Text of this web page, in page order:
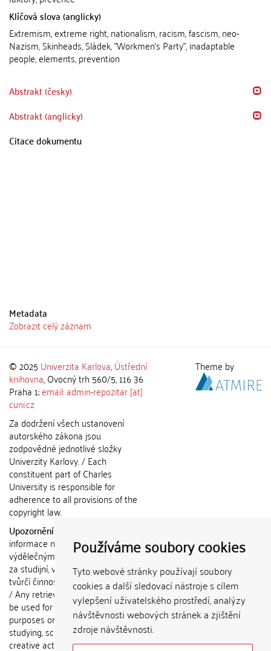
Používáme soubory cookies
Tyto webové stránky používají soubory
cookies a další sledovací nástroje s cílem
vylepšení uživatelského prostředí, analýzy
návštěvnosti webových stránek a zjištění
zdroje návštěvnosti.
Klíčová slova (anglicky)
Extremism, extreme right, nationalism, racism, fascism, neo-
Nazism, Skinheads, Sládek, "Workmen's Party", inadaptable
people, elements, prevention
Abstrakt (česky)
Abstrakt (anglicky)
Citace dokumentu
Metadata
Zobrazit celý záznam
© 2025 Univerzita Karlova,Ústřední
knihovna, Ovocný trh 560/5, 116 36
Praha 1;email: admin-repozitar [at]
cuni.cz
Za dodržení všech ustanovení
autorského zákona jsou
zodpovědné jednotlivé složky
Univerzity Karlovy. / Each
constituent part of Charles
University is responsible for
adherence to all provisions of the
copyright law.
Upozornění / Notice:
informace nemohou být použity k
výdělečným účelům nebo vydávány
za studijní, vědeckou nebo jinou
tvůrčí činnost jiné osoby než autora.
/ Any retrieved information shall not
be used for any commercial
purposes or claimed as results of
studying, scientific or any other
creative activities of any person
Theme by